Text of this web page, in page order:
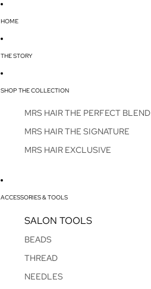
HOME
THE STORY
SHOP THE COLLECTION
MRS HAIR THE PERFECT BLEND
MRS HAIR THE SIGNATURE
MRS HAIR EXCLUSIVE
ACCESSORIES & TOOLS
SALON TOOLS
BEADS
THREAD
NEEDLES